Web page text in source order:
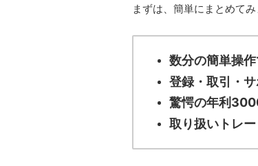
まずは、簡単にまとめてみ
数分の簡単操
登録・取引・
驚愕の年利
取り扱いトレ